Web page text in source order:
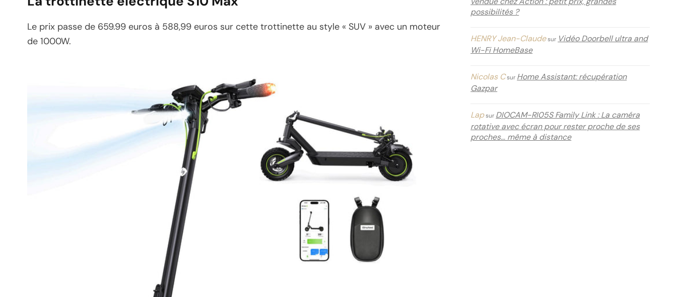
Le prix passe de 659.99 euros à 588,99 euros sur cette trottinette au style « SUV » avec un moteur
de 1000W.
possibilités ?
HENRY Jean-Claudesur Vidéo Doorbell ultra and
Wi-Fi HomeBase
Nicolas Csur Home Assistant: récupération
Gazpar
Lapsur DIOCAM-RI05S Family Link : La caméra
rotative avec écran pour rester proche de ses
proches… même à distance